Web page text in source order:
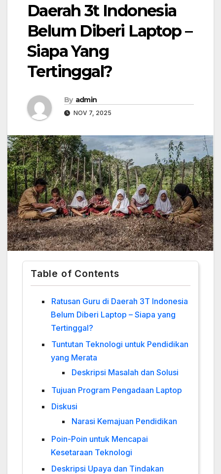
Daerah 3t Indonesia
Belum Diberi Laptop –
Siapa Yang
Tertinggal?
By admin
NOV 7, 2025
Table of Contents
Ratusan Guru di Daerah 3T Indonesia
Belum Diberi Laptop – Siapa yang
Tertinggal?
Tuntutan Teknologi untuk Pendidikan
yang Merata
Deskripsi Masalah dan Solusi
Tujuan Program Pengadaan Laptop
Diskusi
Narasi Kemajuan Pendidikan
Poin-Poin untuk Mencapai
Kesetaraan Teknologi
Deskripsi Upaya dan Tindakan